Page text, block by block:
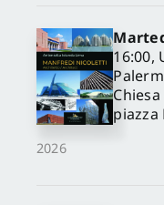
2026
16:00,
piazza